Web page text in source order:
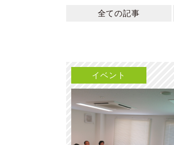
全ての記事
イベント